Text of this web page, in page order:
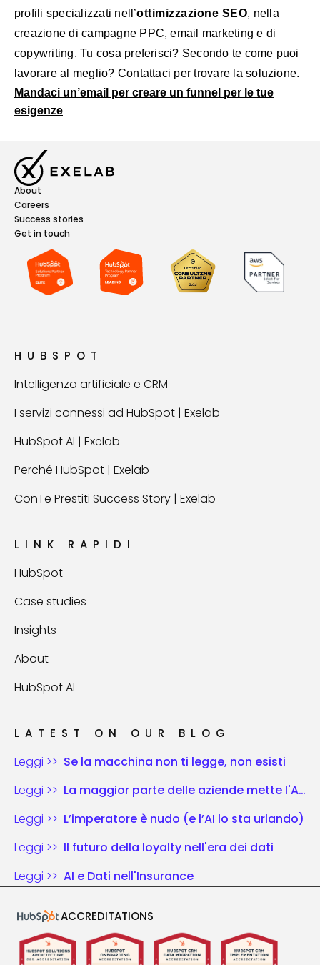
profili specializzati nell’ottimizzazione SEO, nella
creazione di campagne PPC, email marketing e di
copywriting. Tu cosa preferisci? Secondo te come puoi
lavorare al meglio? Contattaci per trovare la soluzione.
Mandaci un’email per creare un funnel per le tue
esigenze
About
Careers
Success stories
Get in touch
HUBSPOT
Intelligenza artificiale e CRM
I servizi connessi ad HubSpot | Exelab
HubSpot AI | Exelab
Perché HubSpot | Exelab
ConTe Prestiti Success Story | Exelab
LINK RAPIDI
HubSpot
Case studies
Insights
About
HubSpot AI
LATEST ON OUR BLOG
Leggi >> Se la macchina non ti legge, non esisti
Leggi >> La maggior parte delle aziende mette l'AI nel vecchio schema di gioco. Chi vince riscrive le regole.
Leggi >> L’imperatore è nudo (e l’AI lo sta urlando)
Leggi >> Il futuro della loyalty nell'era dei dati
Leggi >> AI e Dati nell'Insurance
ACCREDITATIONS